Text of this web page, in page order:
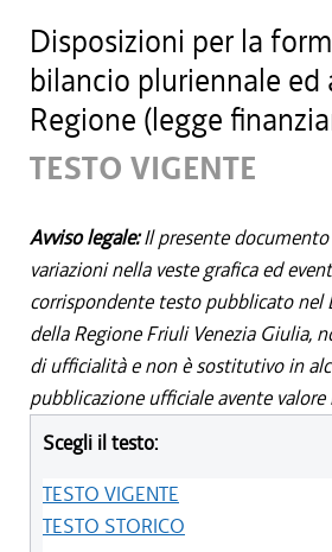
Disposizioni per la
bilancio pluriennale ed
Regione (legge
TESTO VIGENTE
Avviso legale:Il presente
variazioni nella veste grafica ed
corrispondente testo pubblicato
della Regione Friuli Venezia Giulia,
di ufficialità e non è sostitutivo in
pubblicazione ufficiale avente valore
Scegli il testo:
TESTO VIGENTE
TESTO STORICO